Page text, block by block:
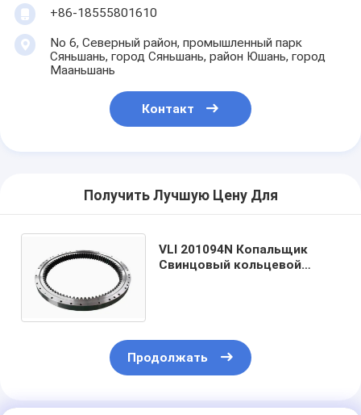
+86-18555801610
No 6, Северный район, промышленный парк
Сяньшань, город Сяньшань, район Юшань, город
Мааньшань
Контакт
Получить Лучшую Цену Для
VLI 201094N Копальщик
Свинцовый кольцевой
Продолжать